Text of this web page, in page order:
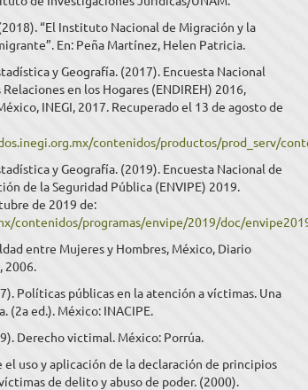
“El Instituto Nacional de Migración y la
En: Peña Martínez, Helen Patricia.
y Geografía. (2017). Encuesta Nacional
en los Hogares (ENDIREH) 2016,
INEGI, 2017. Recuperado el 13 de agosto de
contenidos/productos/prod_serv/
y Geografía. (2019). Encuesta Nacional de
de la Seguridad Pública (ENVIPE) 2019.
de 2019 de:
contenidos/programas/envipe/2019/doc/
entre Mujeres y Hombres, México, Diario
2006.
Políticas públicas en la atención a víctimas. Una
(2a ed.). México: INACIPE.
Derecho victimal. México: Porrúa.
el uso y aplicación de la declaración de principios
de delito y abuso de poder. (2000).